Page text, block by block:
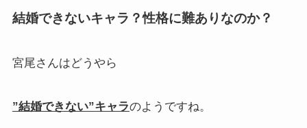
結婚できないキャラ？性格に難ありなのか？
宮尾さんはどうやら
”結婚できない”キャラのようですね。